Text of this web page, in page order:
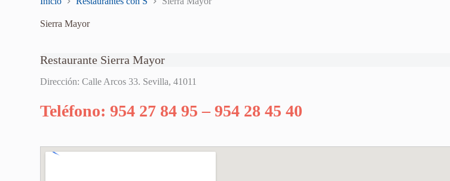
Sierra Mayor
Restaurante Sierra Mayor
Dirección: Calle Arcos 33. Sevilla, 41011
Teléfono: 954 27 84 95 – 954 28 45 40